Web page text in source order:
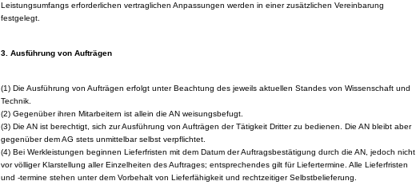
Leistungsumfangs erforderlichen vertraglichen Anpassungen werden in einer zusätzlichen Vereinbarung
festgelegt.
3. Ausführung von Aufträgen
(1) Die Ausführung von Aufträgen erfolgt unter Beachtung des jeweils aktuellen Standes von Wissenschaft und
Technik.
(2) Gegenüber ihren Mitarbeitern ist allein die AN weisungsbefugt.
(3) Die AN ist berechtigt, sich zur Ausführung von Aufträgen der Tätigkeit Dritter zu bedienen. Die AN bleibt aber
gegenüber dem AG stets unmittelbar selbst verpflichtet.
(4) Bei Werkleistungen beginnen Lieferfristen mit dem Datum der Auftragsbestätigung durch die AN, jedoch nicht
vor völliger Klarstellung aller Einzelheiten des Auftrages; entsprechendes gilt für Liefertermine. Alle Lieferfristen
und -termine stehen unter dem Vorbehalt von Lieferfähigkeit und rechtzeitiger Selbstbelieferung.